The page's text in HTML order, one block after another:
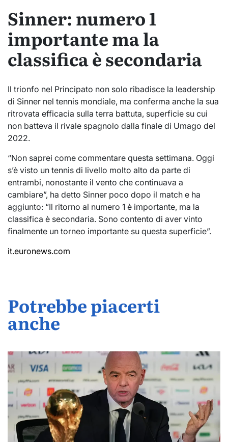
Sinner: numero 1
importante ma la
classifica è secondaria
Il trionfo nel Principato non solo ribadisce la leadership
di Sinner nel tennis mondiale, ma conferma anche la sua
ritrovata efficacia sulla terra battuta, superficie su cui
non batteva il rivale spagnolo dalla finale di Umago del
2022.
“Non saprei come commentare questa settimana. Oggi
s’è visto un tennis di livello molto alto da parte di
entrambi, nonostante il vento che continuava a
cambiare”, ha detto Sinner poco dopo il match e ha
aggiunto: “Il ritorno al numero 1 è importante, ma la
classifica è secondaria. Sono contento di aver vinto
finalmente un torneo importante su questa superficie”.
it.euronews.com
Potrebbe piacerti
anche